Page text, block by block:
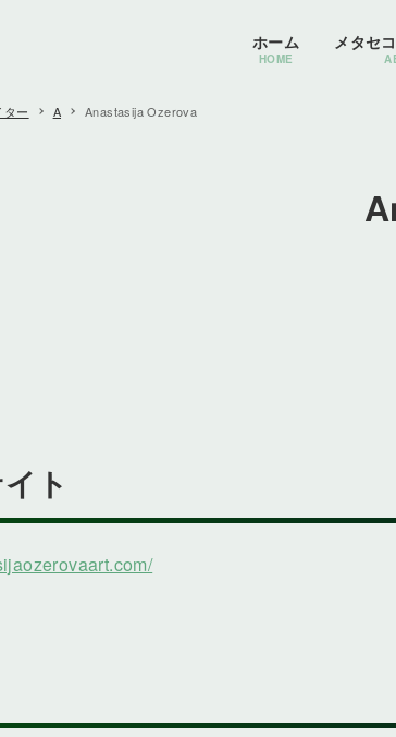
ホーム
HOME
メタセ
ター A Anastasija Ozerova
ト